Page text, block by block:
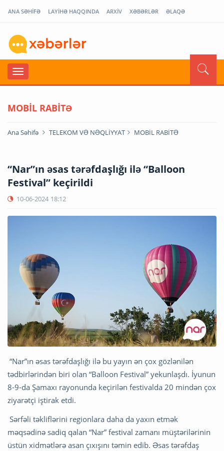
ANA SƏHİFƏ LAYİHƏ HAQQINDA ARXİV XƏBƏRLƏR ƏLAQƏ
MOBİL RABİTƏ
Ana Səhifə TELEKOM VƏ NƏQLİYYAT MOBİL RABİTƏ
“Nar”ın əsas tərəfdaşlığı ilə “Balloon
Festival” keçirildi
10-06-2024 18:12
“Nar”ın əsas tərəfdaşlığı ilə bu yayın ən çox gözlənilən
tədbirlərindən biri olan “Balloon Festival” yekunlaşdı. İyunun
8-9-da Şamaxı rayonunda keçirilən festivalda 20 mindən çox
ziyarətçi iştirak etdi.
Sərfəli təkliflərini regionlara daha da yaxın etmək
məqsədinə sadiq qalan “Nar” festival zamanı müştərilərinin
üstün xidmətlərə asan çıxışını təmin edib. Əsas tərəfdaş